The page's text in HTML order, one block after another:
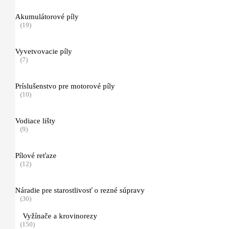
Manuálne postrekovače
Drviče konárov a záhradného odpadu
(11)
Príslušenstvo pre drviče a štiepkovače
(1)
Rozbrusovačky a píly na betón
(28)
Motorové píly na betón
(3)
Kotúče pre akumulátorové rezbrusovačky
(3)
Rozbrusovacie kotúče s pojivom zo syntetickej živice
Akumulátorové píly
(19)
Vyvetvovacie píly
(7)
Príslušenstvo pre motorové píly
(10)
Vodiace lišty
(9)
Pílové reťaze
(12)
Náradie pre starostlivosť o rezné súpravy
(30)
Vyžínače a krovinorezy
(150)